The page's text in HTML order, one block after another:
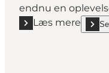
endnu en
Læs mere
Læs mere "Jelsshow